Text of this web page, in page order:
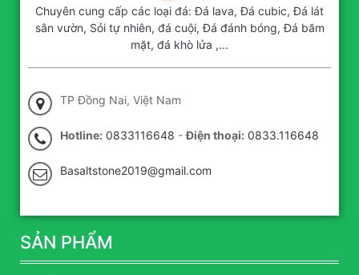
Chuyên cung cấp các loại đá: Đá lava, Đá cubic, Đá lát
sân vườn, Sỏi tự nhiên, đá cuội, Đá đánh bóng, Đá băm
mặt, đá khò lửa ,...
TP Đồng Nai, Việt Nam
Hotline: 0833116648 -Điện thoại: 0833.116648
Basaltstone2019@gmail.com
SẢN PHẨM